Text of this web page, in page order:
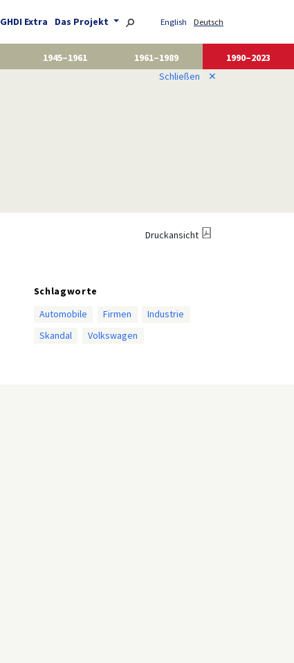
GHDI Extra Das Projekt English Deutsch
1945–1961 1961–1989
1990–2023
Schließen ✕
Druckansicht
Schlagworte
Automobile
Firmen
Industrie
Skandal
Volkswagen